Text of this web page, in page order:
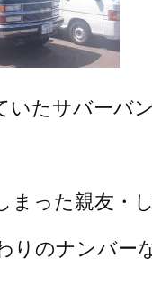
たサバーバン
まった親友・
りのナンバー